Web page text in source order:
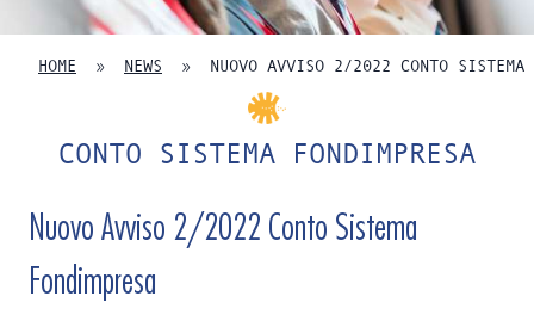
HOME » NEWS » NUOVO AVVISO 2/2022 CONTO SISTEMA
CONTO SISTEMA FONDIMPRESA
Nuovo Avviso 2/2022 Conto Sistema
Fondimpresa